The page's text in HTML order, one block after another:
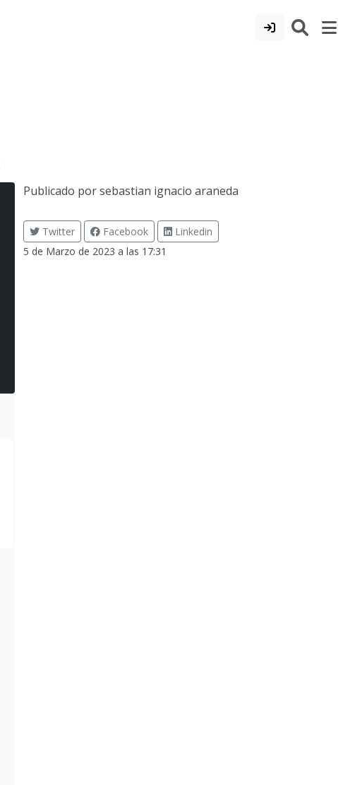
Publicado porsebastian ignacio araneda
Twitter Facebook
Linkedin
5 de Marzo de 2023 a las 17:31